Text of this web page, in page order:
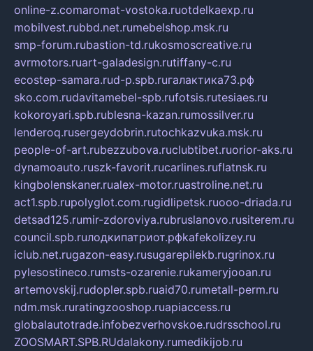
online-z.comaromat-vostoka.ruotdelkaexp.ru
mobilvest.rubbd.net.rumebelshop.msk.ru
smp-forum.rubastion-td.rukosmoscreative.ru
avrmotors.ruart-galadesign.rutiffany-c.ru
ecostep-samara.rud-p.spb.ruгалактика73.рф
sko.com.rudavitamebel-spb.rufotsis.rutesiaes.ru
kokoroyari.spb.rublesna-kazan.rumossilver.ru
lenderoq.rusergeydobrin.rutochkazvuka.msk.ru
people-of-art.rubezzubova.ruclubtibet.ruorior-aks.ru
dynamoauto.ruszk-favorit.rucarlines.ruflatnsk.ru
kingbolenskaner.rualex-motor.ruastroline.net.ru
act1.spb.rupolyglot.com.rugidlipetsk.ruooo-driada.ru
detsad125.rumir-zdoroviya.rubruslanovo.rusiterem.ru
council.spb.ruлодкипатриот.рфkafekolizey.ru
iclub.net.rugazon-easy.rusugarepilekb.rugrinox.ru
pylesostineco.rumsts-ozarenie.rukameryjooan.ru
artemovskij.rudopler.spb.ruaid70.rumetall-perm.ru
ndm.msk.ruratingzooshop.ruapiaccess.ru
globalautotrade.infobezverhovskoe.rudrsschool.ru
ZOOSMART.SPB.RUdalakony.rumedikijob.ru